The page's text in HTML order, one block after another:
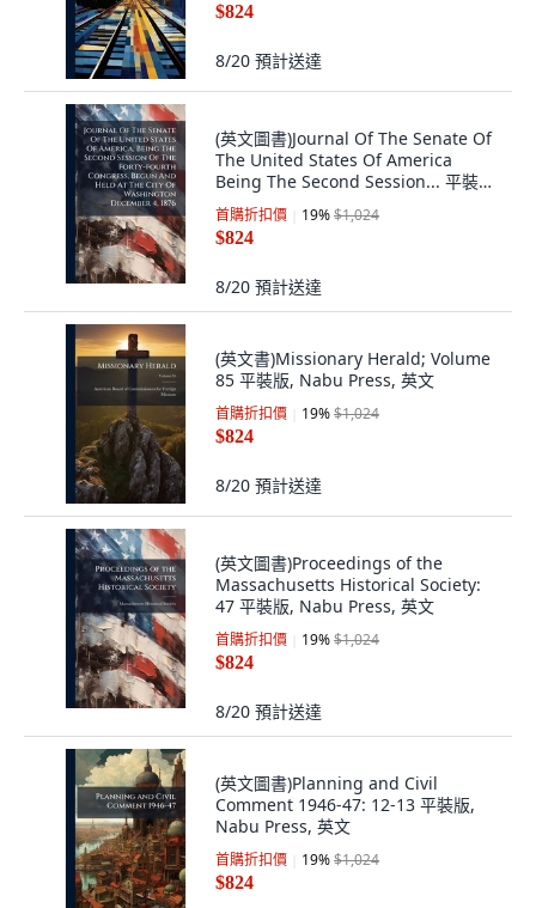
$824
8/20 預計送達
(英文圖書)Journal Of The Senate Of
The United States Of America
Being The Second Session... 平裝版,
Nabu Press, English
首購折扣價 19%$1,024
$824
8/20 預計送達
(英文書)Missionary Herald; Volume
85 平裝版, Nabu Press, 英文
首購折扣價 19%$1,024
$824
8/20 預計送達
(英文圖書)Proceedings of the
Massachusetts Historical Society:
47 平裝版, Nabu Press, 英文
首購折扣價 19%$1,024
$824
8/20 預計送達
(英文圖書)Planning and Civil
Comment 1946-47: 12-13 平裝版,
Nabu Press, 英文
首購折扣價 19%$1,024
$824